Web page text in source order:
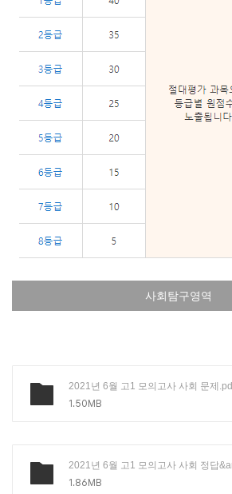
사회탐구영역
2021년 6월 고1 모의고사 사회 문제
1.50MB
2021년 6월 고1 모의고사 사회 정답
1.86MB